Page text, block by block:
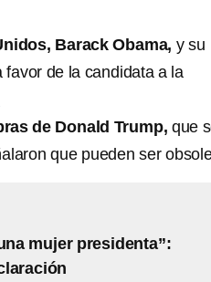
Barack Obama, y su
favor de la candidata a la
de Donald Trump, que
que pueden ser
mujer presidenta”: